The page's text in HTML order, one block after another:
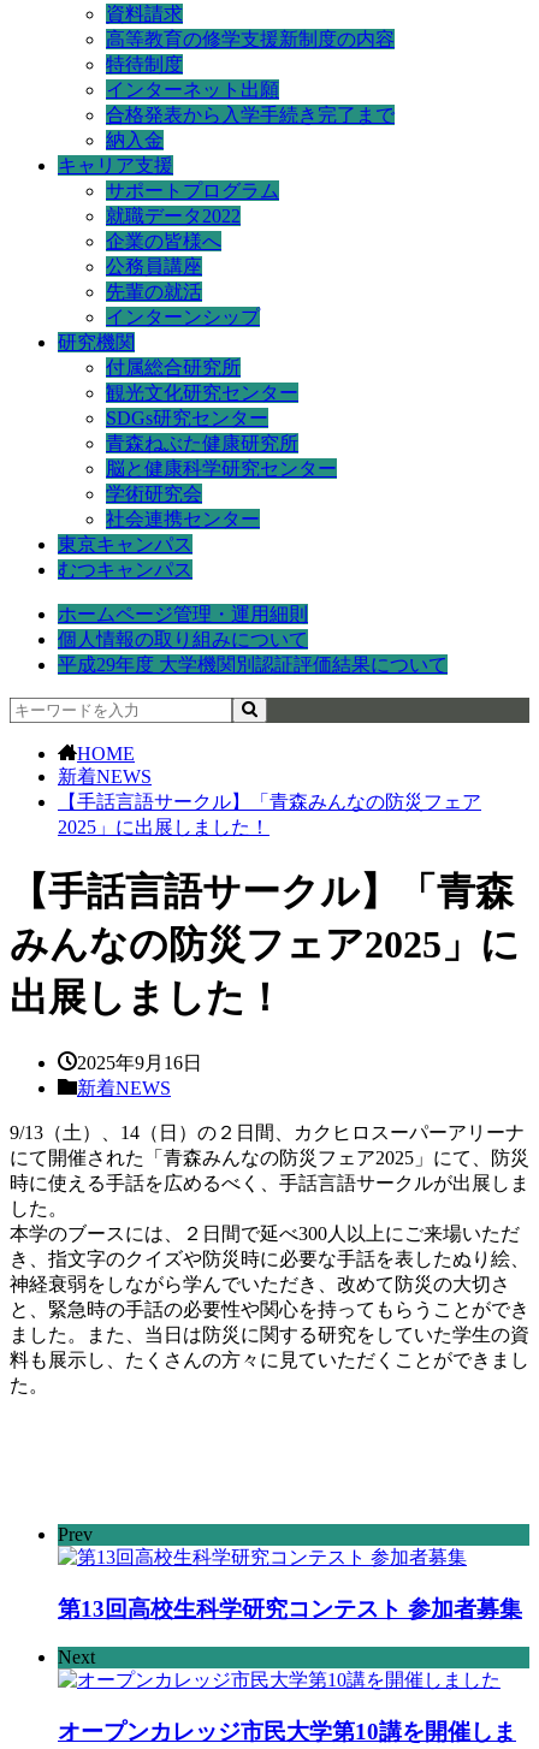
資料請求
高等教育の修学支援新制度の内容
特待制度
インターネット出願
合格発表から入学手続き完了まで
納入金
キャリア支援
サポートプログラム
就職データ2022
企業の皆様へ
公務員講座
先輩の就活
インターンシップ
研究機関
付属総合研究所
観光文化研究センター
SDGs研究センター
青森ねぶた健康研究所
脳と健康科学研究センター
学術研究会
社会連携センター
東京キャンパス
むつキャンパス
ホームページ管理・運用細則
個人情報の取り組みについて
平成29年度 大学機関別認証評価結果について
HOME
新着NEWS
【手話言語サークル】「青森みんなの防災フェア
2025」に出展しました！
【手話言語サークル】「青森
みんなの防災フェア2025」に
出展しました！
2025年9月16日
新着NEWS
9/13（土）、14（日）の２日間、カクヒロスーパーアリーナ
にて開催された「青森みんなの防災フェア2025」にて、防災
時に使える手話を広めるべく、手話言語サークルが出展しま
した。
本学のブースには、２日間で延べ300人以上にご来場いただ
き、指文字のクイズや防災時に必要な手話を表したぬり絵、
神経衰弱をしながら学んでいただき、改めて防災の大切さ
と、緊急時の手話の必要性や関心を持ってもらうことができ
ました。また、当日は防災に関する研究をしていた学生の資
料も展示し、たくさんの方々に見ていただくことができまし
た。
Prev
第13回高校生科学研究コンテスト 参加者募集
Next
オープンカレッジ市民大学第10講を開催しま